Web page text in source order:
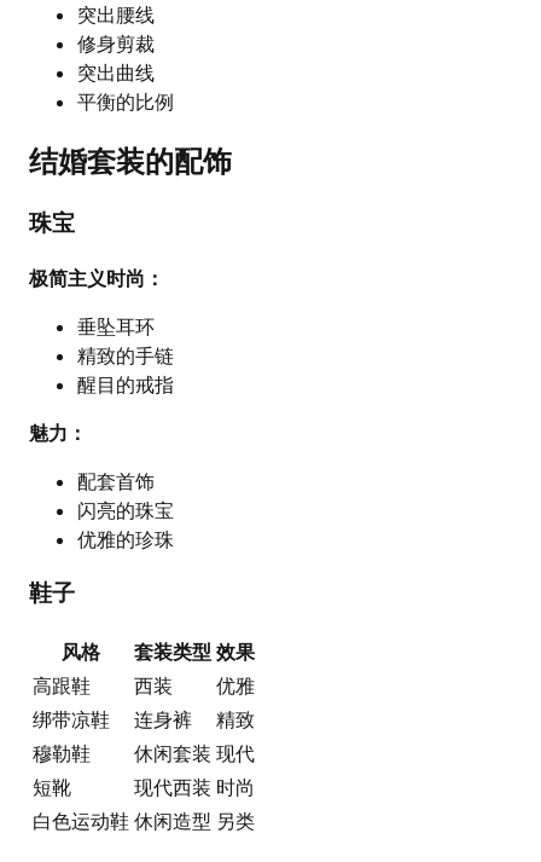
突出腰线
修身剪裁
突出曲线
平衡的比例
结婚套装的配饰
珠宝
极简主义时尚：
垂坠耳环
精致的手链
醒目的戒指
魅力：
配套首饰
闪亮的珠宝
优雅的珍珠
鞋子
风格 套装类型 效果
高跟鞋
西装
优雅
绑带凉鞋
连身裤
精致
穆勒鞋
休闲套装 现代
短靴
现代西装 时尚
白色运动鞋 休闲造型 另类